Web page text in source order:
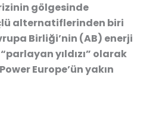
gölgesinde
alternatiflerinden biri
Birliği’nin (AB) enerji
yıldızı” olarak
Europe’ün yakın